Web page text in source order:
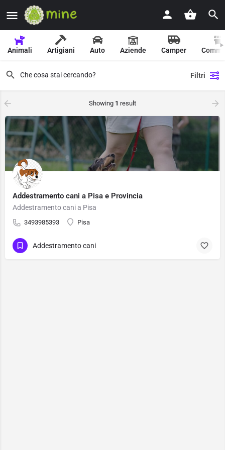
Animali Artigiani Auto Aziende Camper
Filtri
Showing 1 result
Addestramento cani a Pisa e Provincia
Addestramento cani a Pisa
3493985393 Pisa
Addestramento cani